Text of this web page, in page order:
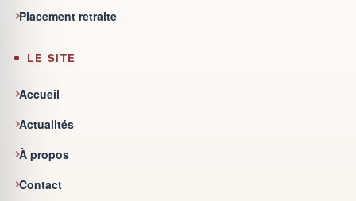
Placement retraite
LE SITE
Accueil
Actualités
À propos
Contact